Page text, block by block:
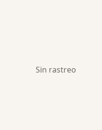
Sin rastreo